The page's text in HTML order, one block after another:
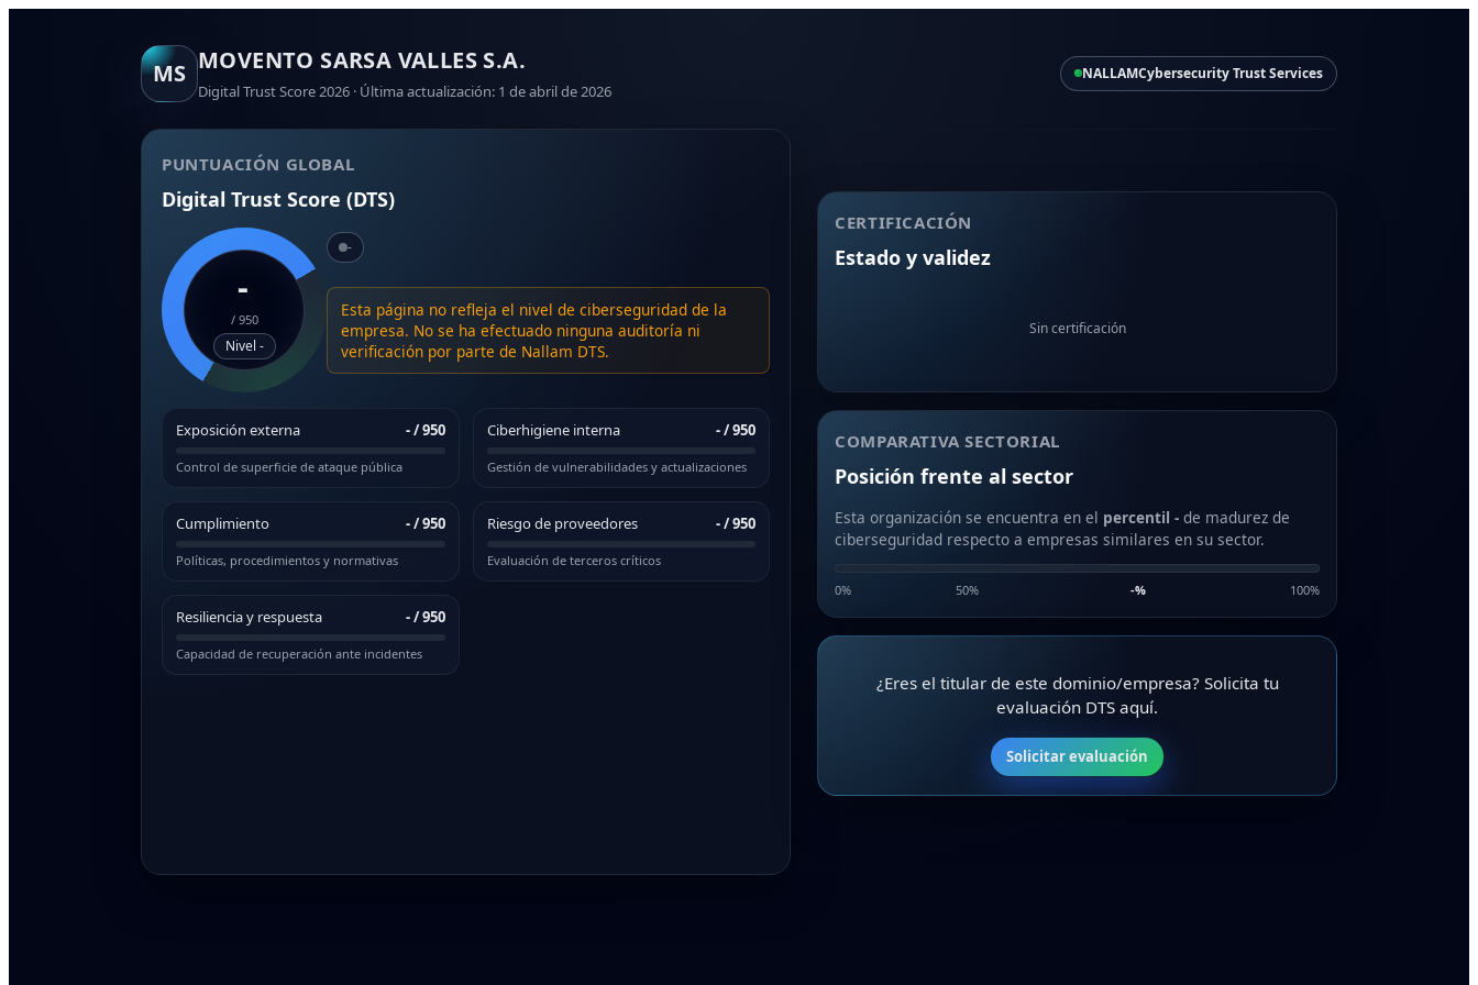
MS MOVENTO SARSA VALLES S.A.
Digital Trust Score 2026 · Última actualización: 1 de abril de 2026
NALLAMCybersecurity Trust Services
PUNTUACIÓN GLOBAL
Digital Trust Score (DTS)
-
/ 950
Nivel -
-
Esta página no refleja el nivel de ciberseguridad de la
empresa. No se ha efectuado ninguna auditoría ni
verificación por parte de Nallam DTS.
Exposición externa -/ 950
Control de superficie de ataque pública
Ciberhigiene interna -/ 950
Gestión de vulnerabilidades y actualizaciones
Cumplimiento -/ 950
Políticas, procedimientos y normativas
Riesgo de proveedores -/ 950
Evaluación de terceros críticos
Resiliencia y respuesta -/ 950
Capacidad de recuperación ante incidentes
CERTIFICACIÓN
Estado y validez
Sin certificación
COMPARATIVA SECTORIAL
Posición frente al sector
Esta organización se encuentra en el percentil - de madurez de
ciberseguridad respecto a empresas similares en su sector.
0% 50% -% 100%
¿Eres el titular de este dominio/empresa? Solicita tu
evaluación DTS aquí.
Solicitar evaluación